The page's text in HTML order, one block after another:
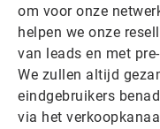
om voor onze
helpen we onze
van leads en met
We zullen altijd
eindgebruikers
via het